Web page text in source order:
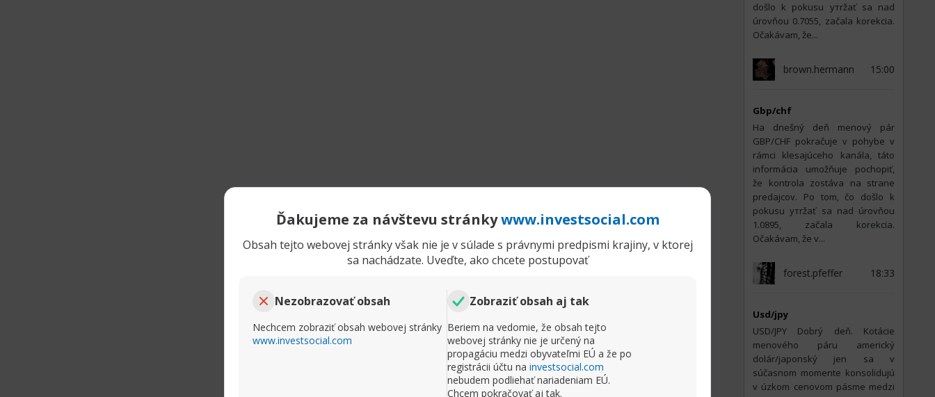
Ďakujeme za návštevu stránkywww.investsocial.com
Obsah tejto webovej stránky však nie je v súlade s právnymi predpismi krajiny, v ktorej
sa nachádzate. Uveďte, ako chcete postupovať
Nezobrazovať obsah
Nechcem zobraziť obsah webovej stránky
www.investsocial.com
Zobraziť obsah aj tak
Beriem na vedomie, že obsah tejto
webovej stránky nie je určený na
propagáciu medzi obyvateľmi EÚ a že po
registrácii účtu na investsocial.com
nebudem podliehať nariadeniam EÚ.
Chcem pokračovať aj tak.
došlo k pokusu утržať sa nad
úrovňou 0.7055, začala korekcia.
Očakávam, že...
brown.hermann 15:00
Gbp/chf
На dnešný deň menový pár
GBP/CHF pokračuje v pohybe v
rámci klesajúceho kanála, táto
informácia umožňuje pochopiť,
že kontrola zostáva na strane
predajcov. Po tom, čo došlo k
pokusu утržať sa nad úrovňou
1.0895, začala korekcia.
Očakávam, že v...
forest.pfeffer 18:33
Usd/jpy
USD/JPY Dobrý deň. Kotácie
menového páru americký
dolár/japonský jen sa v
súčasnom momente konsolidujú
v úzkom cenovom pásme medzi